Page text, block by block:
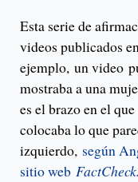
Esta serie de
videos publicados
ejemplo, un video
mostraba a una
es el brazo en el
colocaba lo que
izquierdo, según
sitio web